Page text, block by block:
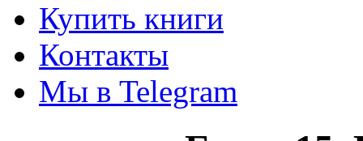
Купить книги
Контакты
Мы в Telegram